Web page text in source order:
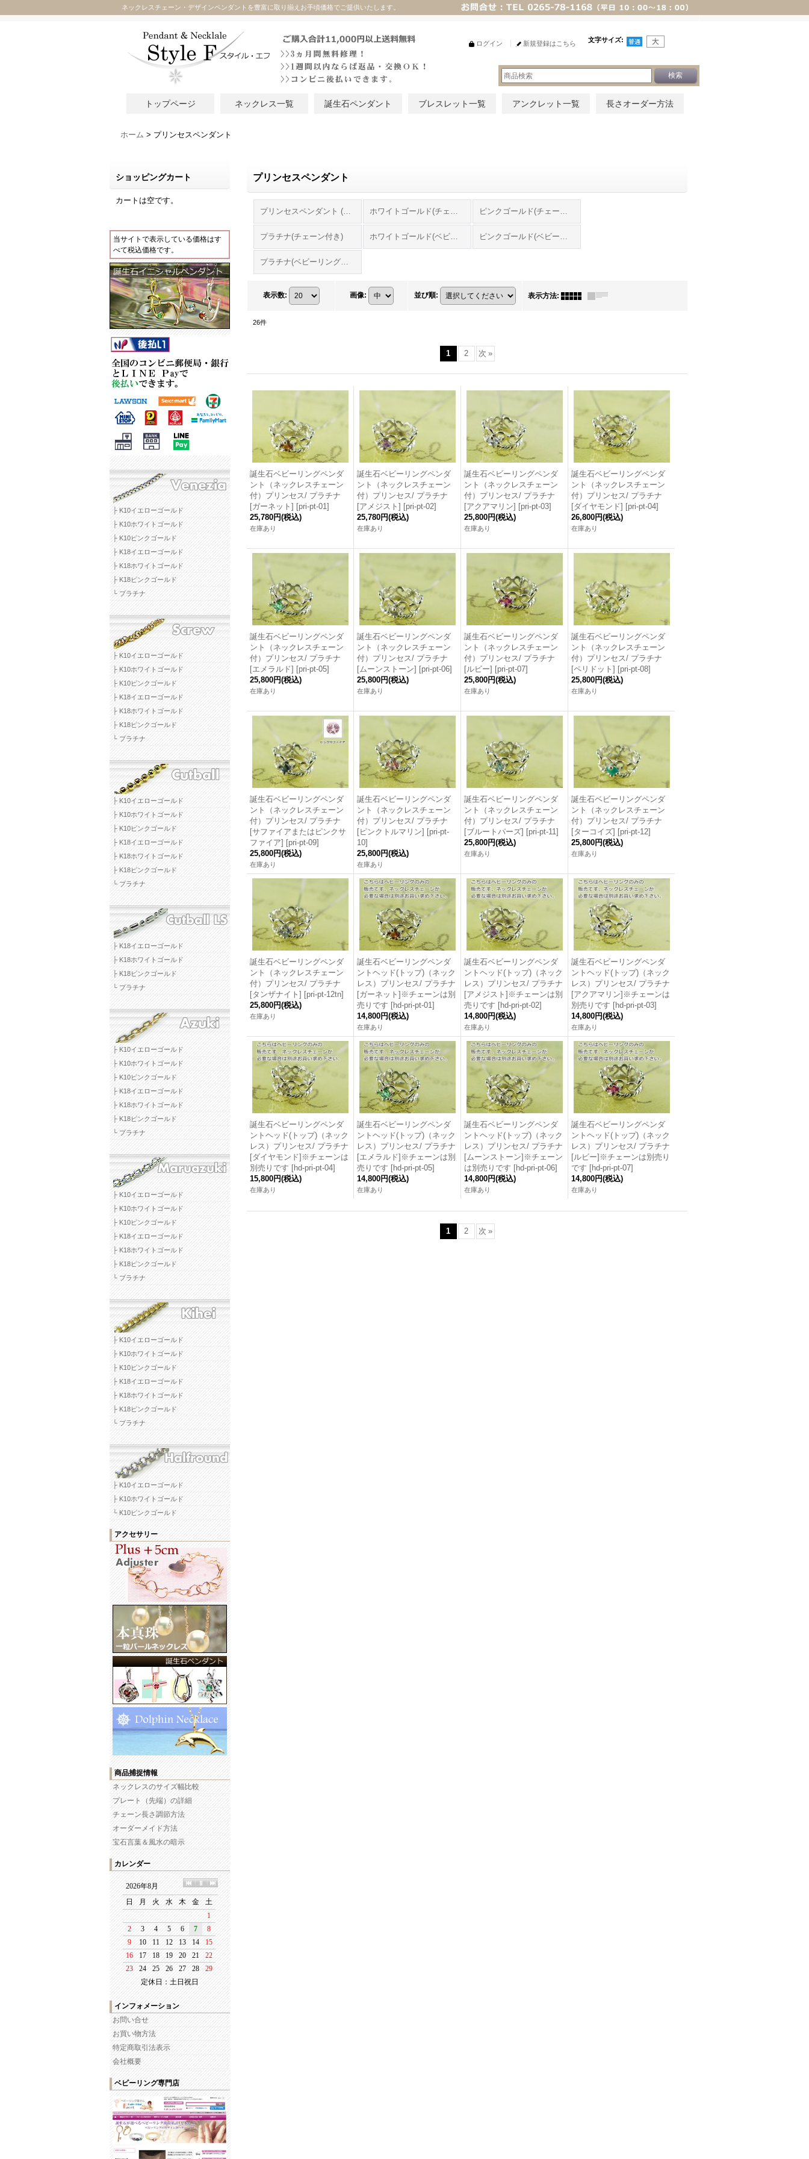
ネックレスチェーン・デザインペンダントを豊富に取り揃えお手頃価格でご提供いたします。
文字サイズ:
ログイン 新規登録はこちら
トップページ ネックレス一覧 誕生石ペンダント ブレスレット一覧 アンクレット一覧 長さオーダー方法
ホーム > プリンセスペンダント
ショッピングカート
カートは空です。
当サイトで表示している価格はす
べて税込価格です。
├ K10イエローゴールド
├ K10ホワイトゴールド
├ K10ピンクゴールド
├ K18イエローゴールド
├ K18ホワイトゴールド
├ K18ピンクゴールド
└ プラチナ
├ K10イエローゴールド
├ K10ホワイトゴールド
├ K10ピンクゴールド
├ K18イエローゴールド
├ K18ホワイトゴールド
├ K18ピンクゴールド
└ プラチナ
├ K10イエローゴールド
├ K10ホワイトゴールド
├ K10ピンクゴールド
├ K18イエローゴールド
├ K18ホワイトゴールド
├ K18ピンクゴールド
└ プラチナ
├ K18イエローゴールド
├ K18ホワイトゴールド
├ K18ピンクゴールド
└ プラチナ
├ K10イエローゴールド
├ K10ホワイトゴールド
├ K10ピンクゴールド
├ K18イエローゴールド
├ K18ホワイトゴールド
├ K18ピンクゴールド
└ プラチナ
├ K10イエローゴールド
├ K10ホワイトゴールド
├ K10ピンクゴールド
├ K18イエローゴールド
├ K18ホワイトゴールド
├ K18ピンクゴールド
└ プラチナ
├ K10イエローゴールド
├ K10ホワイトゴールド
├ K10ピンクゴールド
├ K18イエローゴールド
├ K18ホワイトゴールド
├ K18ピンクゴールド
└ プラチナ
├ K10イエローゴールド
├ K10ホワイトゴールド
└ K10ピンクゴールド
アクセサリー
商品捕捉情報
ネックレスのサイズ幅比較
プレート（先端）の詳細
チェーン長さ調節方法
オーダーメイド方法
宝石言葉＆風水の暗示
カレンダー
定休日：土日祝日
インフォメーション
お問い合せ
お買い物方法
特定商取引法表示
会社概要
ベビーリング専門店
プリンセスペンダント
プリンセスペンダント (全商品) ホワイトゴールド(チェーン付き) ピンクゴールド(チェーン付き)
プラチナ(チェーン付き) ホワイトゴールド(ベビーリングのみ) ピンクゴールド(ベビーリングのみ)
プラチナ(ベビーリングのみ)
表示数: 画像: 並び順: 表示方法:
26件
1 2 次 »
誕生石ベビーリングペンダ
ント（ネックレスチェーン
付）プリンセス/ プラチナ
[ガーネット] [pri-pt-01]
25,780円(税込)
在庫あり
誕生石ベビーリングペンダ
ント（ネックレスチェーン
付）プリンセス/ プラチナ
[アメジスト] [pri-pt-02]
25,780円(税込)
在庫あり
誕生石ベビーリングペンダ
ント（ネックレスチェーン
付）プリンセス/ プラチナ
[アクアマリン] [pri-pt-03]
25,800円(税込)
在庫あり
誕生石ベビーリングペンダ
ント（ネックレスチェーン
付）プリンセス/ プラチナ
[ダイヤモンド] [pri-pt-04]
26,800円(税込)
在庫あり
誕生石ベビーリングペンダ
ント（ネックレスチェーン
付）プリンセス/ プラチナ
[エメラルド] [pri-pt-05]
25,800円(税込)
在庫あり
誕生石ベビーリングペンダ
ント（ネックレスチェーン
付）プリンセス/ プラチナ
[ムーンストーン] [pri-pt-06]
25,800円(税込)
在庫あり
誕生石ベビーリングペンダ
ント（ネックレスチェーン
付）プリンセス/ プラチナ
[ルビー] [pri-pt-07]
25,800円(税込)
在庫あり
誕生石ベビーリングペンダ
ント（ネックレスチェーン
付）プリンセス/ プラチナ
[ペリドット] [pri-pt-08]
25,800円(税込)
在庫あり
誕生石ベビーリングペンダ
ント（ネックレスチェーン
付）プリンセス/ プラチナ
[サファイアまたはピンクサ
ファイア] [pri-pt-09]
25,800円(税込)
在庫あり
誕生石ベビーリングペンダ
ント（ネックレスチェーン
付）プリンセス/ プラチナ
[ピンクトルマリン] [pri-pt-
10]
25,800円(税込)
在庫あり
誕生石ベビーリングペンダ
ント（ネックレスチェーン
付）プリンセス/ プラチナ
[ブルートパーズ] [pri-pt-11]
25,800円(税込)
在庫あり
誕生石ベビーリングペンダ
ント（ネックレスチェーン
付）プリンセス/ プラチナ
[ターコイズ] [pri-pt-12]
25,800円(税込)
在庫あり
誕生石ベビーリングペンダ
ント（ネックレスチェーン
付）プリンセス/ プラチナ
[タンザナイト] [pri-pt-12tn]
25,800円(税込)
在庫あり
誕生石ベビーリングペンダ
ントヘッド(トップ)（ネック
レス）プリンセス/ プラチナ
[ガーネット]※チェーンは別
売りです [hd-pri-pt-01]
14,800円(税込)
在庫あり
誕生石ベビーリングペンダ
ントヘッド(トップ)（ネック
レス）プリンセス/ プラチナ
[アメジスト]※チェーンは別
売りです [hd-pri-pt-02]
14,800円(税込)
在庫あり
誕生石ベビーリングペンダ
ントヘッド(トップ)（ネック
レス）プリンセス/ プラチナ
[アクアマリン]※チェーンは
別売りです [hd-pri-pt-03]
14,800円(税込)
在庫あり
誕生石ベビーリングペンダ
ントヘッド(トップ)（ネック
レス）プリンセス/ プラチナ
[ダイヤモンド]※チェーンは
別売りです [hd-pri-pt-04]
15,800円(税込)
在庫あり
誕生石ベビーリングペンダ
ントヘッド(トップ)（ネック
レス）プリンセス/ プラチナ
[エメラルド]※チェーンは別
売りです [hd-pri-pt-05]
14,800円(税込)
在庫あり
誕生石ベビーリングペンダ
ントヘッド(トップ)（ネック
レス）プリンセス/ プラチナ
[ムーンストーン]※チェーン
は別売りです [hd-pri-pt-06]
14,800円(税込)
在庫あり
誕生石ベビーリングペンダ
ントヘッド(トップ)（ネック
レス）プリンセス/ プラチナ
[ルビー]※チェーンは別売り
です [hd-pri-pt-07]
14,800円(税込)
在庫あり
1 2 次 »